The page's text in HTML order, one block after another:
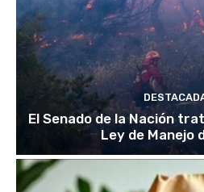
El Senado de la Nación
Ley de Manejo